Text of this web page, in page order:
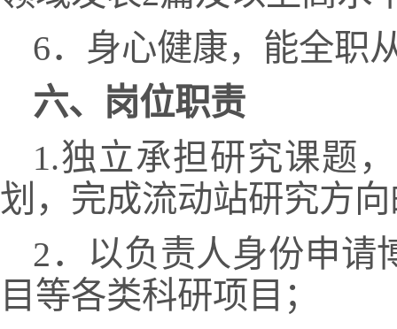
6．身心健康，能全职
六、岗位职责
1.独立承担研究课题
划，完成流动站研究方
2．以负责人身份申请
目等各类科研项目；